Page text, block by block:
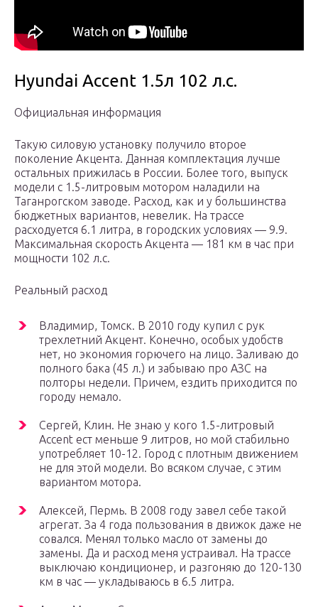
Hyundai Accent 1.5л 102 л.с.
Официальная информация
Такую силовую установку получило второе
поколение Акцента. Данная комплектация лучше
остальных прижилась в России. Более того, выпуск
модели с 1.5-литровым мотором наладили на
Таганрогском заводе. Расход, как и у большинства
бюджетных вариантов, невелик. На трассе
расходуется 6.1 литра, в городских условиях — 9.9.
Максимальная скорость Акцента — 181 км в час при
мощности 102 л.с.
Реальный расход
Владимир, Томск. В 2010 году купил с рук
трехлетний Акцент. Конечно, особых удобств
нет, но экономия горючего на лицо. Заливаю до
полного бака (45 л.) и забываю про АЗС на
полторы недели. Причем, ездить приходится по
городу немало.
Сергей, Клин. Не знаю у кого 1.5-литровый
Accent ест меньше 9 литров, но мой стабильно
употребляет 10-12. Город с плотным движением
не для этой модели. Во всяком случае, с этим
вариантом мотора.
Алексей, Пермь. В 2008 году завел себе такой
агрегат. За 4 года пользования в движок даже не
совался. Менял только масло от замены до
замены. Да и расход меня устраивал. На трассе
выключаю кондиционер, и разгоняю до 120-130
км в час — укладываюсь в 6.5 литра.